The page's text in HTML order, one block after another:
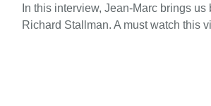
In this interview, Jean-Marc brings
Richard Stallman. A must watch this